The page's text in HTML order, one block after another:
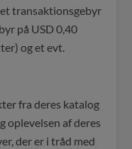
transaktionsgebyr
på USD 0,40
og et evt.
fra deres katalog
oplevelsen af ​​deres
der er i tråd med